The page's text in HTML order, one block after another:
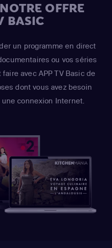
OFFRE
BASIC
un programme en direct
ou vos séries
avec APP TV Basic de
dont vous avez besoin
connexion Internet.